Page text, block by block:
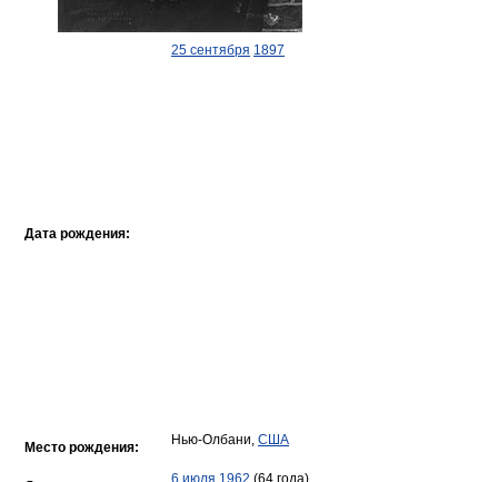
Дата рождения:
25 сентября 1897
Место рождения: Нью-Олбани, США
6 июля 1962 (64 года)